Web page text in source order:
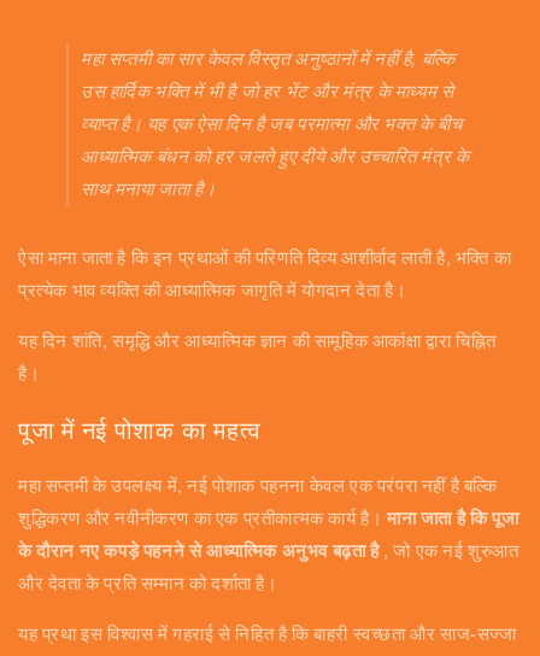
महा सप्तमी का सार केवल विस्तृत अनुष्ठानों में नहीं है, बल्कि
उस हार्दिक भक्ति में भी है जो हर भेंट और मंत्र के माध्यम से
व्याप्त है। यह एक ऐसा दिन है जब परमात्मा और भक्त के बीच
आध्यात्मिक बंधन को हर जलते हुए दीये और उच्चारित मंत्र के
साथ मनाया जाता है।
ऐसा माना जाता है कि इन प्रथाओं की परिणति दिव्य आशीर्वाद लाती है, भक्ति का
प्रत्येक भाव व्यक्ति की आध्यात्मिक जागृति में योगदान देता है।
यह दिन शांति, समृद्धि और आध्यात्मिक ज्ञान की सामूहिक आकांक्षा द्वारा चिह्नित
है।
पूजा में नई पोशाक का महत्व
महा सप्तमी के उपलक्ष्य में, नई पोशाक पहनना केवल एक परंपरा नहीं है बल्कि
शुद्धिकरण और नवीनीकरण का एक प्रतीकात्मक कार्य है।माना जाता है कि पूजा
के दौरान नए कपड़े पहनने से आध्यात्मिक अनुभव बढ़ता है, जो एक नई शुरुआत
और देवता के प्रति सम्मान को दर्शाता है।
यह प्रथा इस विश्वास में गहराई से निहित है कि बाहरी स्वच्छता और साज-सज्जा